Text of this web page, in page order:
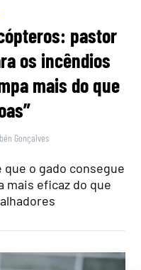
pastor
os incêndios
mais do que
Gonçalves
o gado consegue
mais eficaz do que